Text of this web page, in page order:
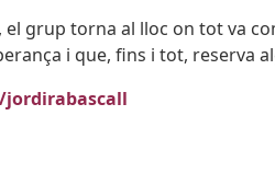
el grup torna al lloc on tot va
i que, fins i tot, reserva